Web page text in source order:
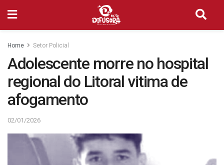
Home Setor Policial
Adolescente morre no hospital
regional do Litoral vitima de
afogamento
02/01/2026